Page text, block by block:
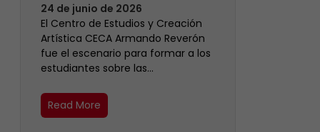
24 de junio de 2026
El Centro de Estudios y Creación
Artística CECA Armando Reverón
fue el escenario para formar a los
estudiantes sobre las…
Read More